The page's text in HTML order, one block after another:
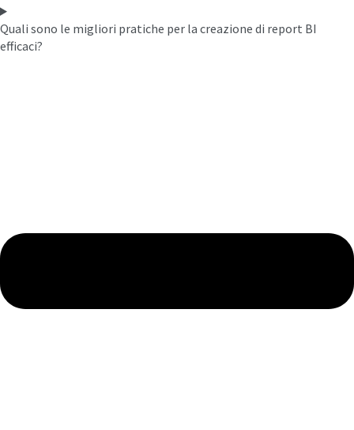
Quali sono le migliori pratiche per la creazione di report BI
efficaci?